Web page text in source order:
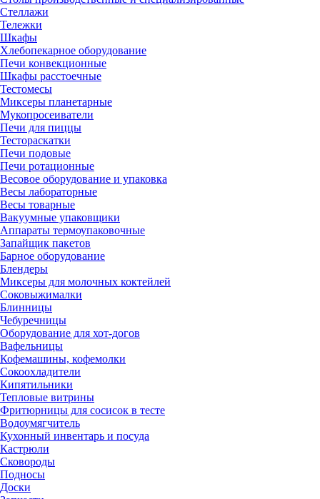
Стеллажи
Тележки
Шкафы
Хлебопекарное оборудование
Печи конвекционные
Шкафы расстоечные
Тестомесы
Миксеры планетарные
Мукопросеиватели
Печи для пиццы
Тестораскатки
Печи подовые
Печи ротационные
Весовое оборудование и упаковка
Весы лабораторные
Весы товарные
Вакуумные упаковщики
Аппараты термоупаковочные
Запайщик пакетов
Барное оборудование
Блендеры
Миксеры для молочных коктейлей
Соковыжималки
Блинницы
Чебуречницы
Оборудование для хот-догов
Вафельницы
Кофемашины, кофемолки
Сокоохладители
Кипятильники
Тепловые витрины
Фритюрницы для сосисок в тесте
Водоумягчитель
Кухонный инвентарь и посуда
Кастрюли
Сковороды
Подносы
Доски